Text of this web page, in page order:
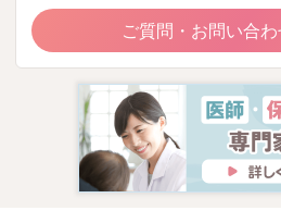
ご質問・お問い合